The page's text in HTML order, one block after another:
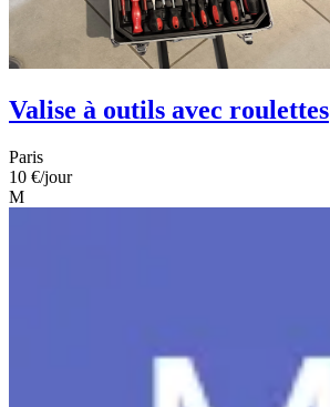
Valise à outils avec roulettes
Paris
10 €/jour
M